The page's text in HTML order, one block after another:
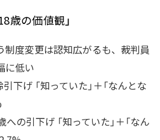
歳の価値観」
制度変更は認知広がるも、裁判員
に低い
下げ 「知っていた」＋「なんとな
の引下げ 「知っていた」＋「なん